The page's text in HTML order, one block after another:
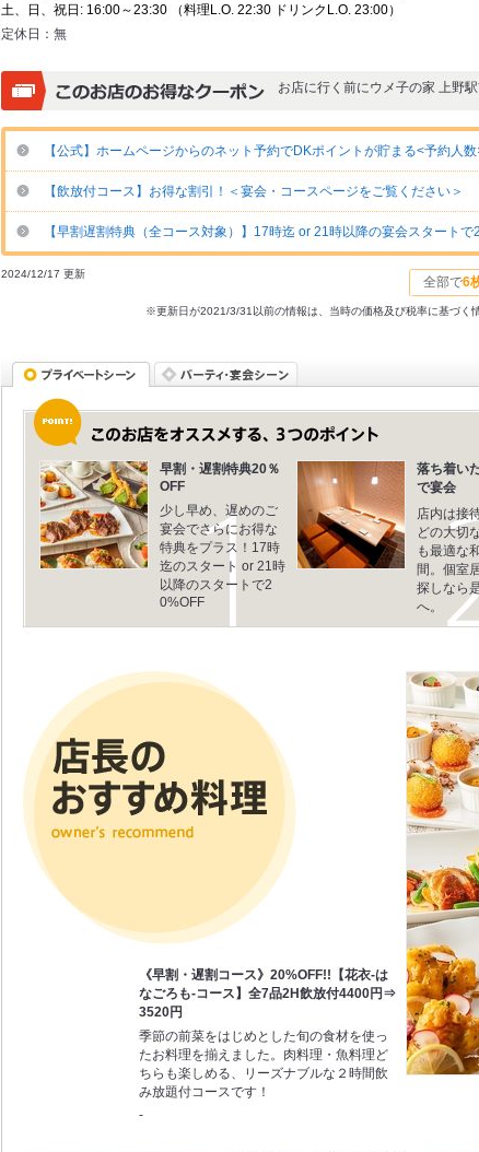
土、日、祝日: 16:00～23:30 （料理L.O. 22:30 ドリンクL.O. 23:00）
定休日： 無
お店に行く前にウメ子の家 上野
【公式】ホームページからのネット予約でDKポイントが貯まる<予約人
【飲放付コース】お得な割引！＜宴会・コースページをご覧ください＞
【早割遅割特典（全コース対象）】17時迄 or 21時以降の宴会スタートで
全部で6
2024/12/17 更新
※更新日が2021/3/31以前の情報は、当時の価格及び税率に基づく
早割・遅割特典20％
OFF
少し早め、遅めのご
宴会でさらにお得な
特典をプラス！17時
迄のスタート or 21時
以降のスタートで2
0%OFF
落ち着い
で宴会
店内は接
どの大切
も最適な
間。個室
探しなら
へ。
《早割・遅割コース》20%OFF!!【花衣-は
なごろも-コース】全7品2H飲放付4400円⇒
3520円
季節の前菜をはじめとした旬の食材を使っ
たお料理を揃えました。肉料理・魚料理ど
ちらも楽しめる、リーズナブルな２時間飲
み放題付コースです！
-